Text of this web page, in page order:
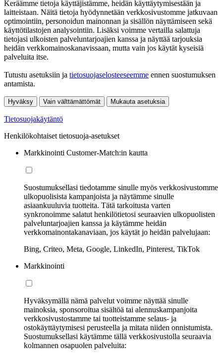
Keräämme tietoja käyttäjistämme, heidän käyttäytymisestään ja
laitteistaan. Näitä tietoja hyödynnetään verkkosivustomme jatkuvaan
optimointiin, personoidun mainonnan ja sisällön näyttämiseen sekä
käyttötilastojen analysointiin. Lisäksi voimme vertailla salattuja
tietojasi ulkoisten palveluntarjoajien kanssa ja näyttää tarjouksia
heidän verkkomainoskanavissaan, mutta vain jos käytät kyseisiä
palveluita itse.
Tutustu asetuksiin ja tietosuojaselosteeseemme ennen suostumuksen
antamista.
Hyväksy Vain välttämättömät Mukauta asetuksia
Tietosuojakäytäntö
Henkilökohtaiset tietosuoja-asetukset
Markkinointi Customer-Match:in kautta
Suostumuksellasi tiedotamme sinulle myös verkkosivustomme
ulkopuolisista kampanjoista ja näytämme sinulle
asiaankuuluvia tuotteita. Tätä tarkoitusta varten
synkronoimme salatut henkilötietosi seuraavien ulkopuolisten
palveluntarjoajien kanssa ja käytämme heidän
verkkomainontakanaviaan, jos käytät jo heidän palvelujaan:
Bing, Criteo, Meta, Google, LinkedIn, Pinterest, TikTok
Markkinointi
Hyväksymällä nämä palvelut voimme näyttää sinulle
mainoksia, sponsoroitua sisältöä tai alennuskampanjoita
verkkosivustostamme tai tuotteistamme selaus- ja
ostokäyttäytymisesi perusteella ja mitata niiden onnistumista.
Suostumuksellasi käytämme tällä verkkosivustolla seuraavia
kolmannen osapuolen palveluita: